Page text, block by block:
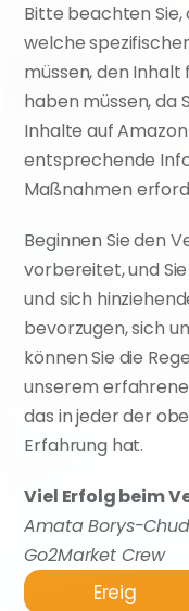
Bitte beachten Sie,
welche
müssen, den
haben müssen, da
Inhalte auf
entsprechende
Maßnahmen
Beginnen Sie den
vorbereitet, und
und sich
bevorzugen, sich
können Sie die
unserem
das in jeder der
Erfahrung hat.
Viel Erfolg beim
Amata Borys-
Go2Market Crew
Ereignisse